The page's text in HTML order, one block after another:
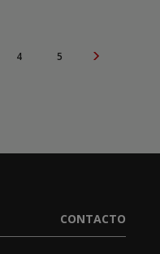
4 5
CONTACTO